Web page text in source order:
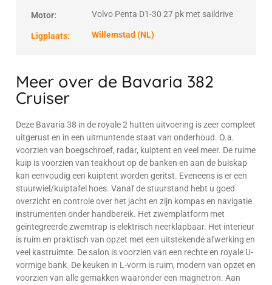
Motor: Volvo Penta D1-30 27 pk met saildrive
Ligplaats: Willemstad (NL)
Meer over de Bavaria 382
Cruiser
Deze Bavaria 38 in de royale 2 hutten uitvoering is zeer compleet
uitgerust en in een uitmuntende staat van onderhoud. O.a.
voorzien van boegschroef, radar, kuiptent en veel meer. De ruime
kuip is voorzien van teakhout op de banken en aan de buiskap
kan eenvoudig een kuiptent worden geritst. Eveneens is er een
stuurwiel/kuiptafel hoes. Vanaf de stuurstand hebt u goed
overzicht en controle over het jacht en zijn kompas en navigatie
instrumenten onder handbereik. Het zwemplatform met
geïntegreerde zwemtrap is elektrisch neerklapbaar. Het interieur
is ruim en praktisch van opzet met een uitstekende afwerking en
veel kastruimte. De salon is voorzien van een rechte en royale U-
vormige bank. De keuken in L-vorm is ruim, modern van opzet en
voorzien van alle gemakken waaronder een magnetron. Aan